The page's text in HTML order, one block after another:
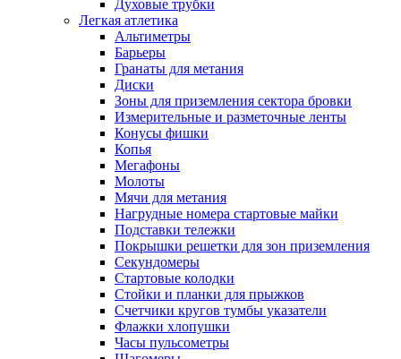
Духовые трубки
Легкая атлетика
Альтиметры
Барьеры
Гранаты для метания
Диски
Зоны для приземления сектора бровки
Измерительные и разметочные ленты
Конусы фишки
Копья
Мегафоны
Молоты
Мячи для метания
Нагрудные номера стартовые майки
Подставки тележки
Покрышки решетки для зон приземления
Секундомеры
Стартовые колодки
Стойки и планки для прыжков
Счетчики кругов тумбы указатели
Флажки хлопушки
Часы пульсометры